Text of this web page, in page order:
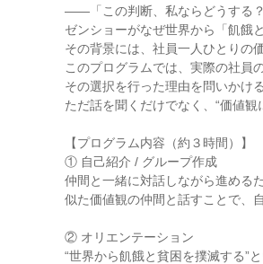
――「この判断、私ならどうする
ゼンショーがなぜ世界から「飢餓
その背景には、社員一人ひとりの
このプログラムでは、実際の社員
その選択を行った理由を問いかけ
ただ話を聞くだけでなく、“価値観
【プログラム内容（約３時間）】
① 自己紹介 / グループ作成
仲間と一緒に対話しながら進める
似た価値観の仲間と話すことで、
② オリエンテーション
“世界から飢餓と貧困を撲滅する”